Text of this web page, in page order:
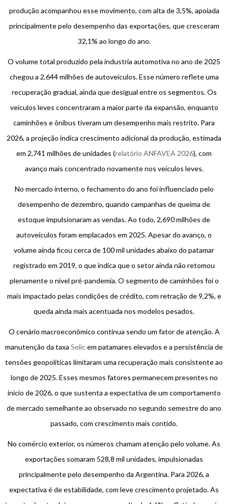
produção acompanhou esse movimento, com alta de 3,5%, apoiada
principalmente pelo desempenho das exportações, que cresceram
32,1% ao longo do ano.
O volume total produzido pela industria automotiva no ano de 2025
chegou a 2,644 milhões de autoveículos. Esse número reflete uma
recuperação gradual, ainda que desigual entre os segmentos. Os
veículos leves concentraram a maior parte da expansão, enquanto
caminhões e ônibus tiveram um desempenho mais restrito. Para
2026, a projeção indica crescimento adicional da produção, estimada
em 2,741 milhões de unidades (relatório ANFAVEA 2026), com
avanço mais concentrado novamente nos veículos leves.
No mercado interno, o fechamento do ano foi influenciado pelo
desempenho de dezembro, quando campanhas de queima de
estoque impulsionaram as vendas. Ao todo, 2,690 milhões de
autoveículos foram emplacados em 2025. Apesar do avanço, o
volume ainda ficou cerca de 100 mil unidades abaixo do patamar
registrado em 2019, o que indica que o setor ainda não retomou
plenamente o nível pré-pandemia. O segmento de caminhões foi o
mais impactado pelas condições de crédito, com retração de 9,2%, e
queda ainda mais acentuada nos modelos pesados.
O cenário macroeconômico continua sendo um fator de atenção. A
manutenção da taxa Selicem patamares elevados e a persistência de
tensões geopolíticas limitaram uma recuperação mais consistente ao
longo de 2025. Esses mesmos fatores permanecem presentes no
início de 2026, o que sustenta a expectativa de um comportamento
de mercado semelhante ao observado no segundo semestre do ano
passado, com crescimento mais contido.
No comércio exterior, os números chamam atenção pelo volume. As
exportações somaram 528,8 mil unidades, impulsionadas
principalmente pelo desempenho da Argentina. Para 2026, a
expectativa é de estabilidade, com leve crescimento projetado. As